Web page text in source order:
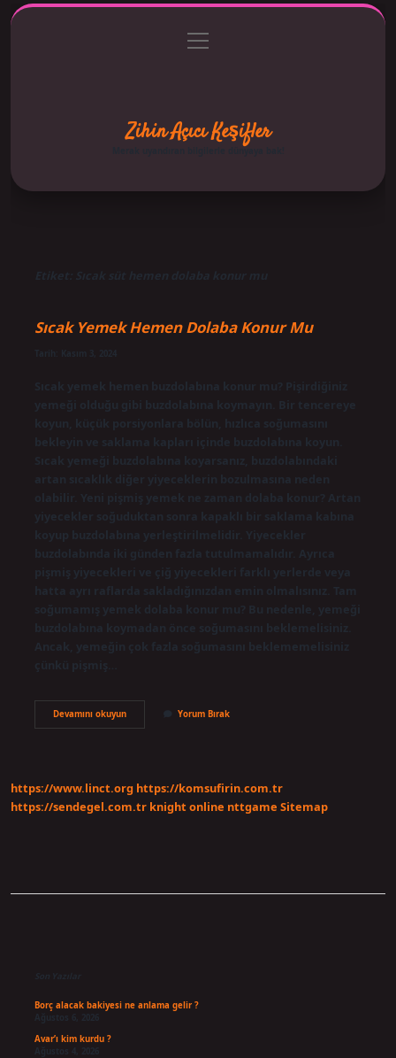
Gizlilik Politikası
menüyü
aç
Zihin Açıcı Keşifler
Merak uyandıran bilgilerle dünyaya bak!
Etiket: Sıcak süt hemen dolaba konur mu
Sıcak Yemek Hemen Dolaba Konur Mu
Sıcak yemek hemen buzdolabına konur mu? Pişirdiğiniz
yemeği olduğu gibi buzdolabına koymayın. Bir tencereye
koyun, küçük porsiyonlara bölün, hızlıca soğumasını
bekleyin ve saklama kapları içinde buzdolabına koyun.
Sıcak yemeği buzdolabına koyarsanız, buzdolabındaki
artan sıcaklık diğer yiyeceklerin bozulmasına neden
olabilir. Yeni pişmiş yemek ne zaman dolaba konur? Artan
yiyecekler soğuduktan sonra kapaklı bir saklama kabına
koyup buzdolabına yerleştirilmelidir. Yiyecekler
buzdolabında iki günden fazla tutulmamalıdır. Ayrıca
pişmiş yiyecekleri ve çiğ yiyecekleri farklı yerlerde veya
hatta ayrı raflarda sakladığınızdan emin olmalısınız. Tam
soğumamış yemek dolaba konur mu? Bu nedenle, yemeği
buzdolabına koymadan önce soğumasını beklemelisiniz.
Ancak, yemeğin çok fazla soğumasını beklememelisiniz
çünkü pişmiş…
Devamını okuyunSıcak
Yemek
Yorum Bırak
https://www.linct.org https://komsufirin.com.tr
https://sendegel.com.tr knight online nttgame Sitemap
Son Yazılar
Borç alacak bakiyesi ne anlama gelir ?
Ağustos 6, 2026
Avar’ı kim kurdu ?
Ağustos 4, 2026